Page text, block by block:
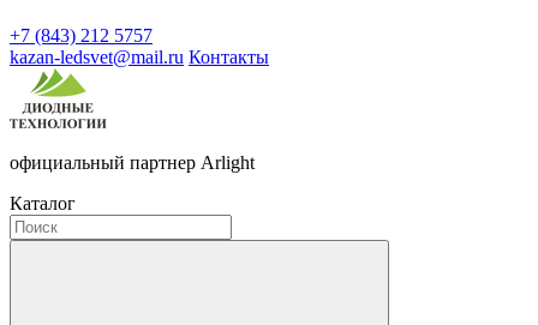
+7 (843) 212 5757
kazan-ledsvet@mail.ru Контакты
официальный партнер Arlight
Каталог